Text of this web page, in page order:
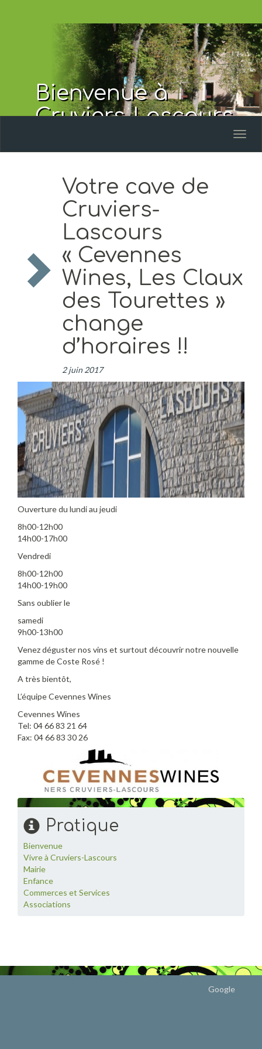
Bienvenue à
Cruviers-Lascours
Votre cave de
Cruviers-
Lascours
« Cevennes
Wines, Les Claux
des Tourettes »
change
d’horaires !!
2 juin 2017
Ouverture du lundi au jeudi
8h00-12h00
14h00-17h00
Vendredi
8h00-12h00
14h00-19h00
Sans oublier le
samedi
9h00-13h00
Venez déguster nos vins et surtout découvrir notre nouvelle
gamme de Coste Rosé !
A très bientôt,
L’équipe Cevennes Wines
Cevennes Wines
Tel: 04 66 83 21 64
Fax: 04 66 83 30 26
Pratique
Bienvenue
Vivre à Cruviers-Lascours
Mairie
Enfance
Commerces et Services
Associations
Google